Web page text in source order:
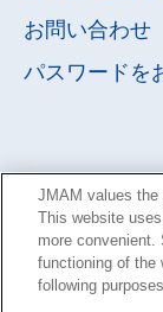
お問い合わせ
パスワードを
JMAM values
This website
more convenient.
functioning of the
following